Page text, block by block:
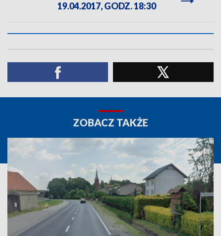
19.04.2017, GODZ. 18:30
ZOBACZ TAKŻE